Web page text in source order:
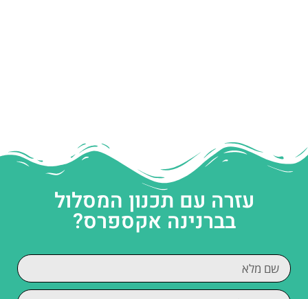
עזרה עם תכנון המסלול
בברנינה אקספרס?